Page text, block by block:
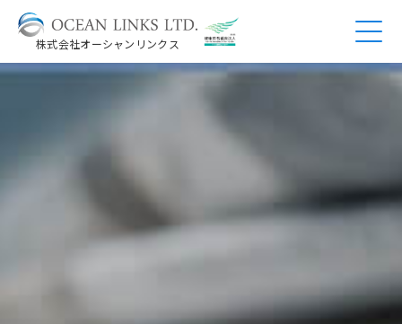
株式会社オーシャンリンクス